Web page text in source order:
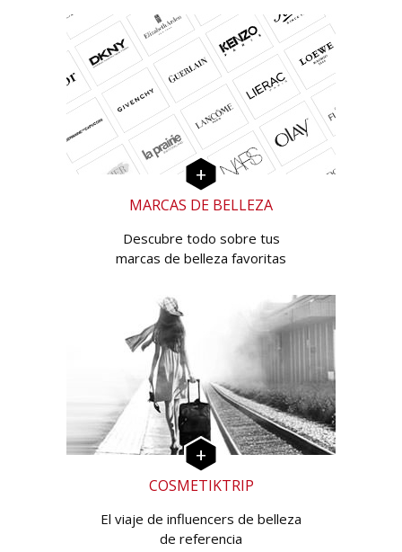
MARCAS DE BELLEZA
Descubre todo sobre tus
marcas de belleza favoritas
COSMETIKTRIP
El viaje de influencers de belleza
de referencia